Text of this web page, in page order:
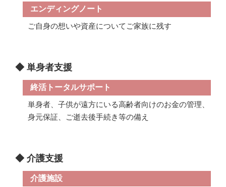
エンディングノート
ご自身の想いや資産についてご家族に残す
◆ 単身者支援
終活トータルサポート
単身者、子供が遠方にいる高齢者向けのお金の管理、
身元保証、ご逝去後手続き等の備え
◆ 介護支援
介護施設